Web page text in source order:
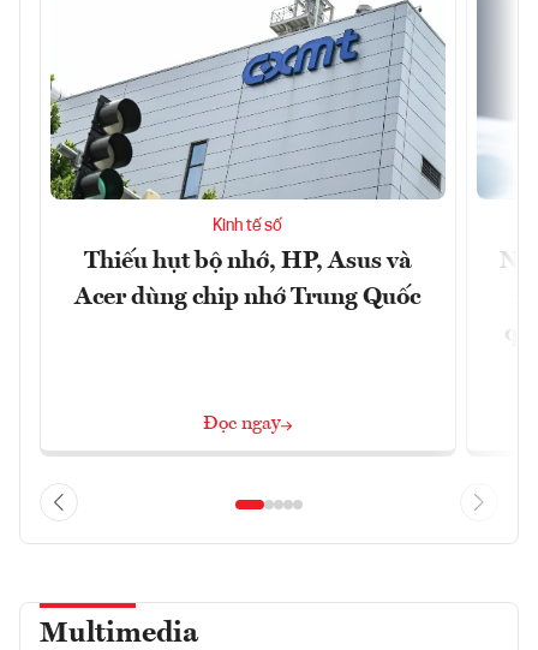
Kinh tế số
Thiếu hụt bộ nhớ, HP, Asus và
Acer dùng chip nhớ Trung Quốc
Đọc ngay
Multimedia